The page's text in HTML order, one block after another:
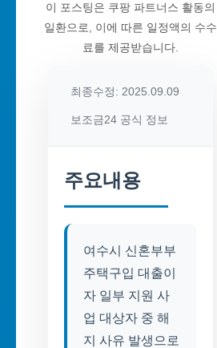
이 포스팅은 쿠팡 파트너스 활동의
일환으로, 이에 따른 일정액의 수수
료를 제공받습니다.
최종수정: 2025.09.09
보조금24 공식 정보
주요내용
여수시 신혼부부
주택구입 대출이
자 일부 지원 사
업 대상자 중 해
지 사유 발생으로